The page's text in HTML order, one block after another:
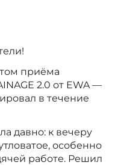
приёма
2.0 от EWA —
в течение
давно: к вечеру
особенно
работе. Решил